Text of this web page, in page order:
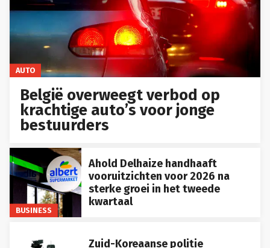
AUTO
België overweegt verbod op
krachtige auto’s voor jonge
bestuurders
BUSINESS
Ahold Delhaize handhaaft
vooruitzichten voor 2026 na
sterke groei in het tweede
kwartaal
Zuid-Koreaanse politie